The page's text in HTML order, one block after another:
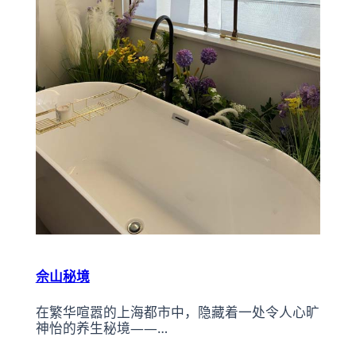
佘山秘境
在繁华喧嚣的上海都市中，隐藏着一处令人心旷
神怡的养生秘境——…